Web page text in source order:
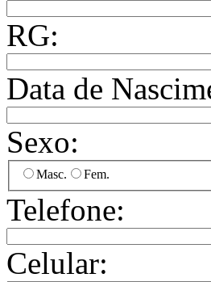
RG:
Data de
Sexo:
Masc. Fem.
Telefone:
Celular: